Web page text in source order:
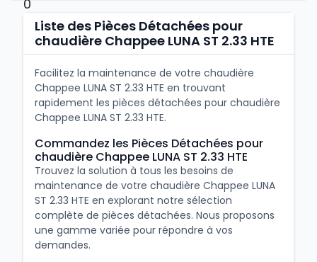
Liste des Pièces Détachées pour
chaudière Chappee LUNA ST 2.33 HTE
Facilitez la maintenance de votre chaudière
Chappee LUNA ST 2.33 HTE en trouvant
rapidement les pièces détachées pour chaudière
Chappee LUNA ST 2.33 HTE.
Commandez les Pièces Détachées pour
chaudière Chappee LUNA ST 2.33 HTE
Trouvez la solution à tous les besoins de
maintenance de votre chaudière Chappee LUNA
ST 2.33 HTE en explorant notre sélection
complète de pièces détachées. Nous proposons
une gamme variée pour répondre à vos
demandes.